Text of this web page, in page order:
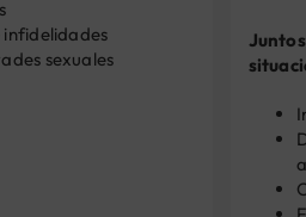
infidelidades
sexuales